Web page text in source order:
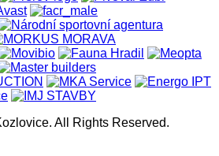
All Rights Reserved.